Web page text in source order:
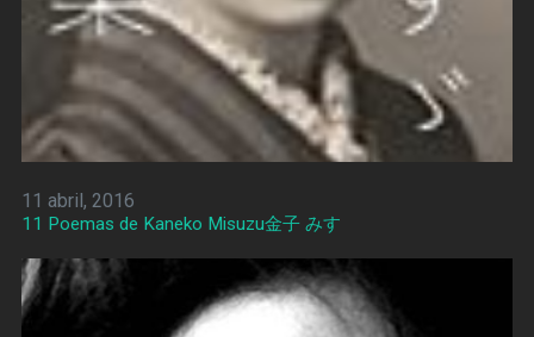
11 abril, 2016
11 Poemas de Kaneko Misuzu金子 みすゞ